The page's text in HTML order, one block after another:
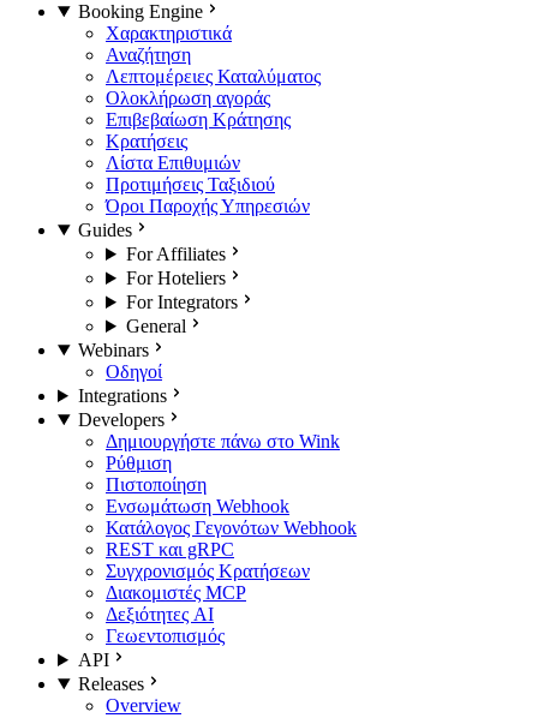
Booking Engine
Χαρακτηριστικά
Αναζήτηση
Λεπτομέρειες Καταλύματος
Ολοκλήρωση αγοράς
Επιβεβαίωση Κράτησης
Κρατήσεις
Λίστα Επιθυμιών
Προτιμήσεις Ταξιδιού
Όροι Παροχής Υπηρεσιών
Guides
For Affiliates
For Hoteliers
For Integrators
General
Webinars
Οδηγοί
Integrations
Developers
Δημιουργήστε πάνω στο Wink
Ρύθμιση
Πιστοποίηση
Ενσωμάτωση Webhook
Κατάλογος Γεγονότων Webhook
REST και gRPC
Συγχρονισμός Κρατήσεων
Διακομιστές MCP
Δεξιότητες AI
Γεωεντοπισμός
API
Releases
Overview